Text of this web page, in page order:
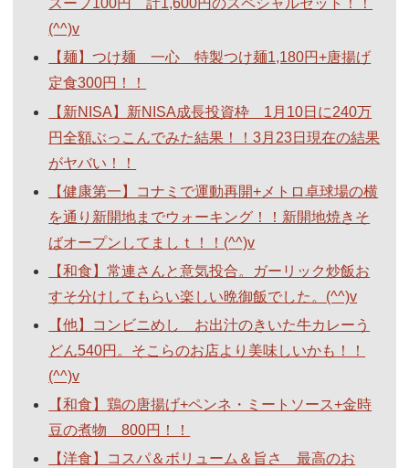
スープ100円 計1,600円のスペシャルセット！！
(^^)v
【麺】つけ麺 一心 特製つけ麺1,180円+唐揚げ
定食300円！！
【新NISA】新NISA成長投資枠 1月10日に240万
円全額ぶっこんでみた結果！！3月23日現在の結果
がヤバい！！
【健康第一】コナミで運動再開+メトロ卓球場の横
を通り新開地までウォーキング！！新開地焼きそ
ばオープンしてましｔ！！(^^)v
【和食】常連さんと意気投合。ガーリック炒飯お
すそ分けしてもらい楽しい晩御飯でした。(^^)v
【他】コンビニめし お出汁のきいた牛カレーう
どん540円。そこらのお店より美味しいかも！！
(^^)v
【和食】鶏の唐揚げ+ペンネ・ミートソース+金時
豆の煮物 800円！！
【洋食】コスパ＆ボリューム＆旨さ 最高のお